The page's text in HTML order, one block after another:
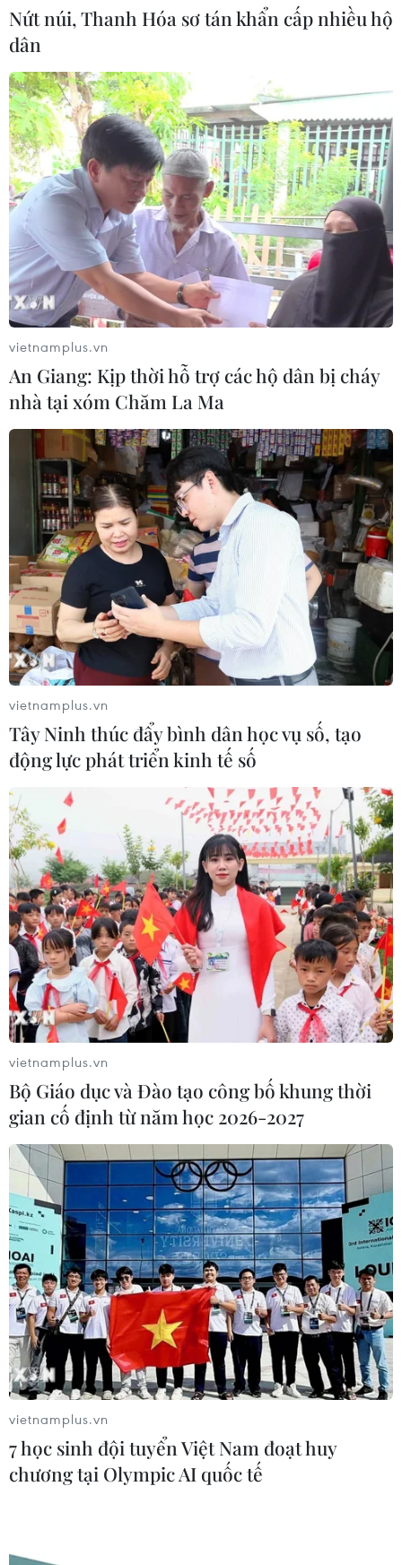
TIN CÙNG CHUYÊN MỤC
07/08/2026 15:27
Nứt núi, Thanh Hóa sơ tán khẩn cấp nhiều hộ
dân
vietnamplus.vn
An Giang: Kịp thời hỗ trợ các hộ dân bị cháy
nhà tại xóm Chăm La Ma
vietnamplus.vn
Tây Ninh thúc đẩy bình dân học vụ số, tạo
động lực phát triển kinh tế số
vietnamplus.vn
Bộ Giáo dục và Đào tạo công bố khung thời
gian cố định từ năm học 2026-2027
vietnamplus.vn
7 học sinh đội tuyển Việt Nam đoạt huy
chương tại Olympic AI quốc tế